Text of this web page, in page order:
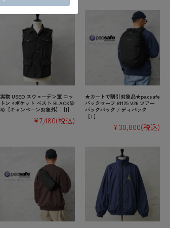
実物 USED スウェーデン軍 コッ
トン 4ポケット ベスト BLACK染
め【キャンペーン対象外】【I】
¥7,480(税込)
★カートで割引対象品★pacsafe
パックセーフ 61125 V26 ツアー
バックパック / ディパック
【T】
¥30,800(税込)